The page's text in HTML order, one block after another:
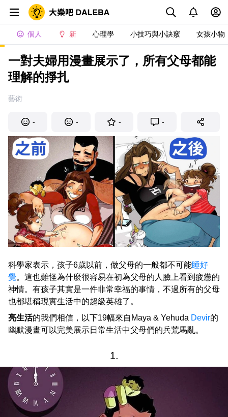
個人 新 心理學 小技巧與小訣竅 女孩小物
一對夫婦用漫畫展示了，所有父母都能
理解的掙扎
藝術
- - - -
科學家表示，孩子6歲以前，做父母的一般都不可能睡好
覺。這也難怪為什麼很容易在初為父母的人臉上看到疲憊的
神情。有孩子其實是一件非常幸福的事情，不過所有的父母
也都堪稱現實生活中的超級英雄了。
亮生活的我們相信，以下19幅來自Maya & Yehuda Devir的
幽默漫畫可以完美展示日常生活中父母們的兵荒馬亂。
1.